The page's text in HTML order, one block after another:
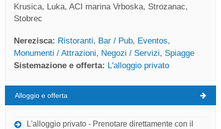
Krusica, Luka, ACI marina Vrboska, Strozanac,
Stobrec
Nerezisca: Ristoranti, Bar / Pub, Eventos,
Monumenti / Attrazioni, Negozi / Servizi, Spiagge
Sistemazione e offerta: L'alloggio privato
Nerezisca Tempo
SABATO
Alloggio e offerta
L'alloggio privato - Prenotare direttamente con il